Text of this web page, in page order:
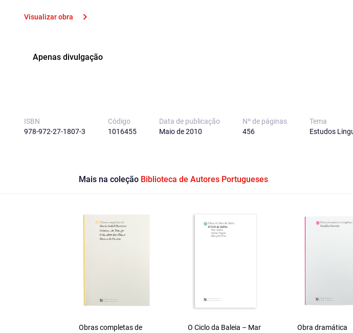
Visualizar obra
Apenas divulgação
ISBN
978-972-27-1807-3
Código
1016455
Data de publicação
Maio de 2010
Nº de páginas
456
Tema
Estudos
Mais na coleção Biblioteca de Autores Portugueses
Obras completas de
O Ciclo da Baleia – Mar
Obra dramática